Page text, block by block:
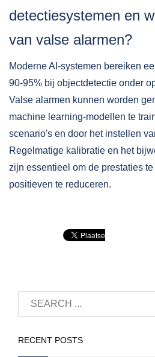
detectiesystemen en
van valse alarmen?
Moderne AI-systemen bereiken
90-95% bij objectdetectie onder
Valse alarmen kunnen worden
machine learning-modellen te
scenario's en door het instellen
Regelmatige kalibratie en het
zijn essentieel om de prestaties
positieven te reduceren.
RECENT POSTS